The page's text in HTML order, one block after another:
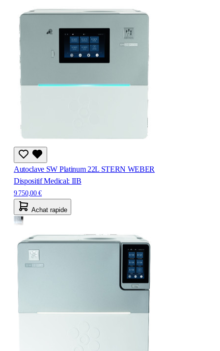
Autoclave SW Platinum 22L STERN WEBER
Dispositif Medical: IIB
9 750,00 €
Achat rapide